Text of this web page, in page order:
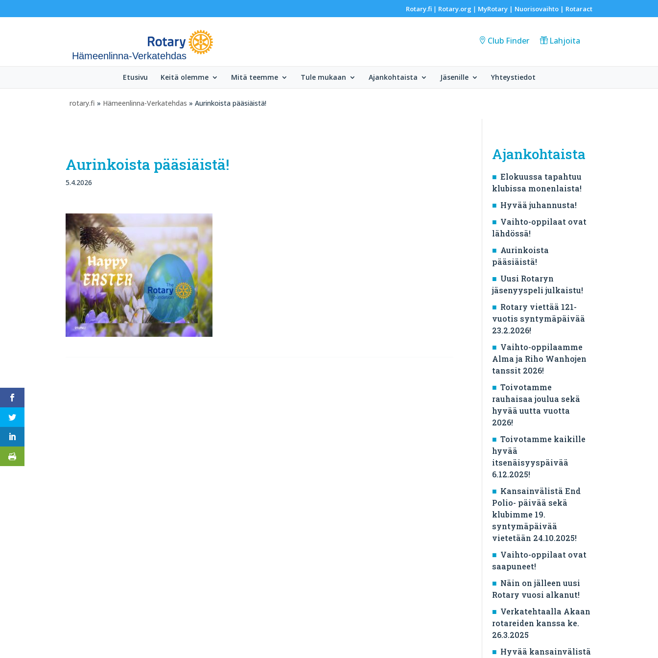
Rotary.fi| Rotary.org | MyRotary | Nuorisovaihto| Rotaract
Hämeenlinna-Verkatehdas
Club Finder Lahjoita
Etusivu Keitä olemme Mitä teemme Tule mukaan Ajankohtaista Jäsenille Yhteystiedot
rotary.fi » Hämeenlinna-Verkatehdas » Aurinkoista pääsiäistä!
Aurinkoista pääsiäistä!
5.4.2026
Ajankohtaista
Elokuussa tapahtuu
klubissa monenlaista!
Hyvää juhannusta!
Vaihto-oppilaat ovat
lähdössä!
Aurinkoista
pääsiäistä!
Uusi Rotaryn
jäsenyyspeli julkaistu!
Rotary viettää 121-
vuotis syntymäpäivää
23.2.2026!
Vaihto-oppilaamme
Alma ja Riho Wanhojen
tanssit 2026!
Toivotamme
rauhaisaa joulua sekä
hyvää uutta vuotta
2026!
Toivotamme kaikille
hyvää
itsenäisyyspäivää
6.12.2025!
Kansainvälistä End
Polio- päivää sekä
klubimme 19.
syntymäpäivää
vietetään 24.10.2025!
Vaihto-oppilaat ovat
saapuneet!
Näin on jälleen uusi
Rotary vuosi alkanut!
Verkatehtaalla Akaan
rotareiden kanssa ke.
26.3.2025
Hyvää kansainvälistä